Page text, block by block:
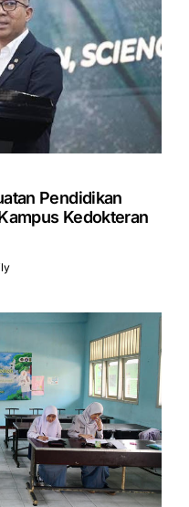
Pendidikan
Kedokteran